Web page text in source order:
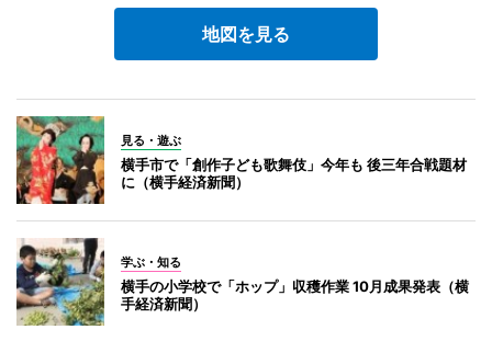
地図を見る
見る・遊ぶ
横手市で「創作子ども歌舞伎」今年も 後三年合戦題材
に（横手経済新聞）
学ぶ・知る
横手の小学校で「ホップ」収穫作業 10月成果発表（横
手経済新聞）